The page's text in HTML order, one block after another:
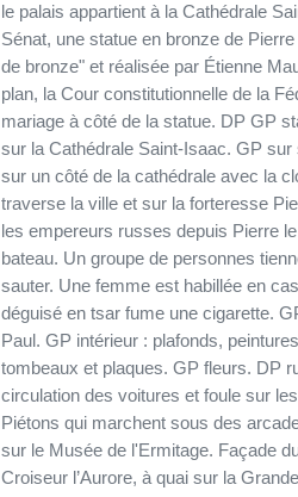
le palais appartient à la Cathédrale
Sénat, une statue en bronze de
de bronze" et réalisée par Étienne
plan, la Cour constitutionnelle de la
mariage à côté de la statue. DP GP
sur la Cathédrale Saint-Isaac. GP
sur un côté de la cathédrale avec la
traverse la ville et sur la forteresse
les empereurs russes depuis Pierre
bateau. Un groupe de personnes
sauter. Une femme est habillée en
déguisé en tsar fume une cigarette.
Paul. GP intérieur : plafonds,
tombeaux et plaques. GP fleurs. DP rue de Saint Pétersbourg :
circulation des voitures et foule sur
Piétons qui marchent sous des
sur le Musée de l'Ermitage. Façade
Croiseur l’Aurore, à quai sur la